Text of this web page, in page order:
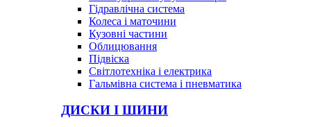
Гідравлічна система
Колеса і маточини
Кузовні частини
Облицювання
Підвіска
Світлотехніка і електрика
Гальмівна система і пневматика
ДИСКИ І ШИНИ